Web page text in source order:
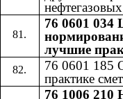
76 0601 034
лучшие
76 0601 185 ​​
практике
76 1006 210